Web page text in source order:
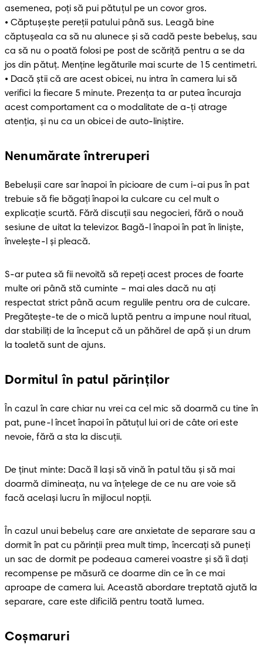
asemenea, poți să pui pătuțul pe un covor gros.
• Căptușește pereții patului până sus. Leagă bine
căptușeala ca să nu alunece și să cadă peste bebeluș, sau
ca să nu o poată folosi pe post de scăriță pentru a se da
jos din pătuț. Menține legăturile mai scurte de 15 centimetri.
• Dacă știi că are acest obicei, nu intra în camera lui să
verifici la fiecare 5 minute. Prezența ta ar putea încuraja
acest comportament ca o modalitate de a-ți atrage
atenția, și nu ca un obicei de auto-liniștire.
Nenumărate întreruperi
Bebelușii care sar înapoi în picioare de cum i-ai pus în pat
trebuie să fie băgați înapoi la culcare cu cel mult o
explicaţie scurtă. Fără discuții sau negocieri, fără o nouă
sesiune de uitat la televizor. Bagă-l înapoi în pat în liniște,
învelește-l și pleacă.
S-ar putea să fii nevoită să repeți acest proces de foarte
multe ori până stă cuminte – mai ales dacă nu aţi
respectat strict până acum regulile pentru ora de culcare.
Pregătește-te de o mică luptă pentru a impune noul ritual,
dar stabiliți de la început că un păhărel de apă și un drum
la toaletă sunt de ajuns.
Dormitul în patul părinților
În cazul în care chiar nu vrei ca cel mic să doarmă cu tine în
pat, pune-l încet înapoi în pătuțul lui ori de câte ori este
nevoie, fără a sta la discuții.
De ținut minte: Dacă îl lași să vină în patul tău și să mai
doarmă dimineața, nu va înțelege de ce nu are voie să
facă același lucru în mijlocul nopții.
În cazul unui bebeluș care are anxietate de separare sau a
dormit în pat cu părinții prea mult timp, încercați să puneți
un sac de dormit pe podeaua camerei voastre și să îi dați
recompense pe măsură ce doarme din ce în ce mai
aproape de camera lui. Această abordare treptată ajută la
separare, care este dificilă pentru toată lumea.
Coșmaruri